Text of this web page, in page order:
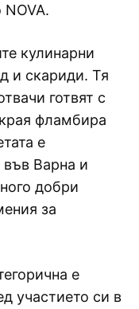
кулинарни
и скариди. Тя
готвят с
фламбира
е
във Варна и
добри
за
е
участието си в